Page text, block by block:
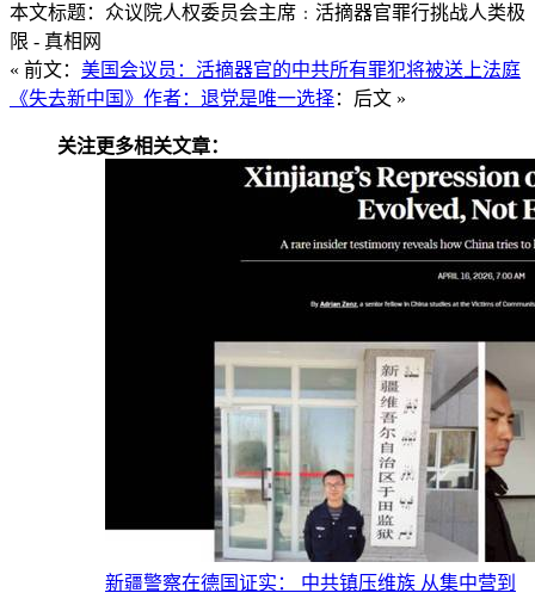
本文标题：众议院人权委员会主席﹕活摘器官罪行挑战人类极
限 - 真相网
« 前文： 美国会议员：活摘器官的中共所有罪犯将被送上法庭
《失去新中国》作者：退党是唯一选择：后文 »
关注更多相关文章：
新疆警察在德国证实： 中共镇压维族 从集中营到